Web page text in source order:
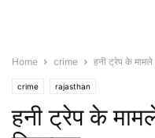
Home crime हनी ट्रेप के मामले
crime rajasthan
हनी ट्रेप के